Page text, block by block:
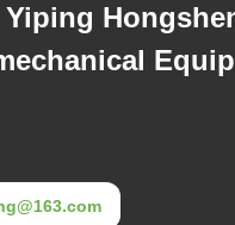
Yiping